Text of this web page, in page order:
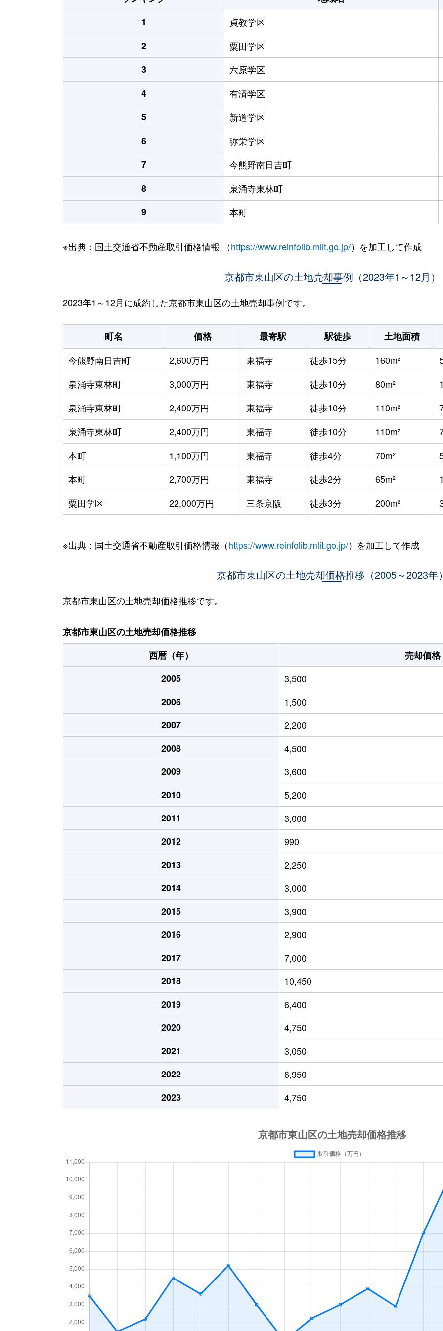
1
貞教学区
2
粟田学区
3
六原学区
4
有済学区
5
新道学区
6
弥栄学区
7
今熊野南日吉町
8
泉涌寺東林町
9
本町
※出典：国土交通省不動産取引価格情報 （https://www.reinfolib.mlit.go.jp/）を加工して作成
京都市東山区の土地売却事例（2023年1～12月）
2023年1～12月に成約した京都市東山区の土地売却事例です。
町名 価格 最寄駅 駅徒歩 土地面積
今熊野南日吉町
2,600万円 東福寺 徒歩15分 160m²
泉涌寺東林町
3,000万円 東福寺 徒歩10分 80m²
泉涌寺東林町
2,400万円 東福寺 徒歩10分 110m²
泉涌寺東林町
2,400万円 東福寺 徒歩10分 110m²
本町
1,100万円 東福寺 徒歩4分 70m²
本町
2,700万円 東福寺 徒歩2分 65m²
粟田学区
22,000万円 三条京阪 徒歩3分 200m²
新道学区
11,000万円 祇園四条 徒歩5分 115m²
清水五条 徒歩2分 50m²
貞教学区
15,000万円
貞教学区
4,800万円 七条 徒歩6分 90m²
弥栄学区
4,200万円 祇園四条 徒歩2分 40m²
有済学区
8,300万円 三条京阪 徒歩2分 60m²
六原学区
10,000万円 清水五条 徒歩6分 210m²
※出典：国土交通省不動産取引価格情報（https://www.reinfolib.mlit.go.jp/）を加工して作成
京都市東山区の土地売却価格推移（2005～2023年）
京都市東山区の土地売却価格推移です。
京都市東山区の土地売却価格推移
西暦（年）
売却価格
2005
3,500
2006
1,500
2007
2,200
2008
4,500
2009
3,600
2010
5,200
2011
3,000
2012
990
2013
2,250
2014
3,000
2015
3,900
2016
2,900
2017
7,000
2018
10,450
2019
6,400
2020
4,750
2021
3,050
2022
6,950
2023
4,750